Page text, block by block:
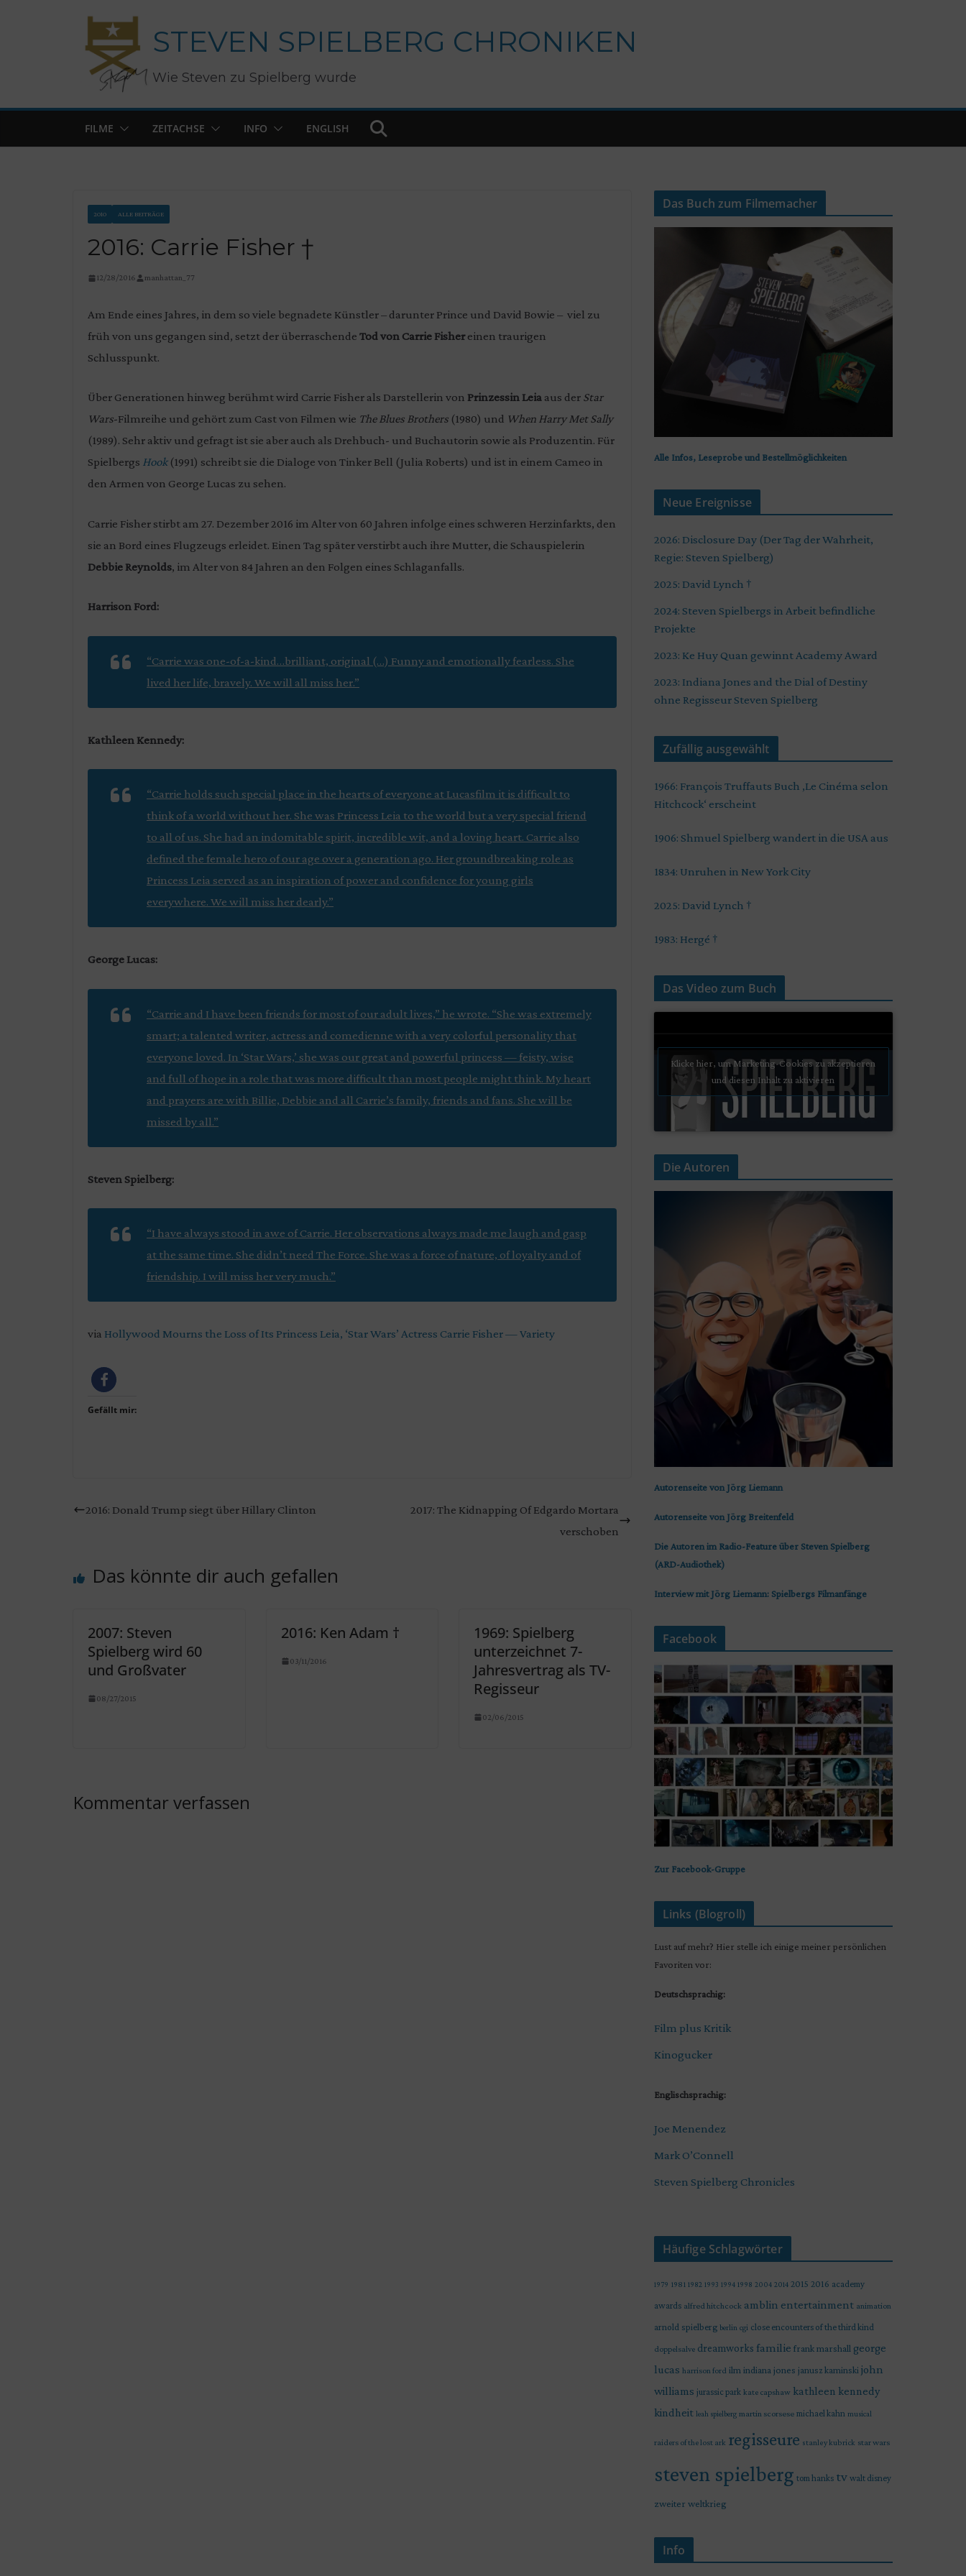
STEVEN SPIELBERG CHRONIKEN
Wie Steven zu Spielberg wurde
FILME ZEITACHSE INFO ENGLISH
2010 ALLE BEITRÄGE
2016: Carrie Fisher †
12/28/2016 manhattan_77
Am Ende eines Jahres, in dem so viele begnadete Künstler – darunter Prince und David Bowie – viel zu
früh von uns gegangen sind, setzt der überraschende Tod von Carrie Fishereinen traurigen
Schlusspunkt.
Über Generationen hinweg berühmt wird Carrie Fisher als Darstellerin von Prinzessin Leia aus der Star
Wars-Filmreihe und gehört zum Cast von Filmen wie The Blues Brothers (1980) und When Harry Met Sally
(1989). Sehr aktiv und gefragt ist sie aber auch als Drehbuch- und Buchautorin sowie als Produzentin. Für
Spielbergs Hook (1991) schreibt sie die Dialoge von Tinker Bell (Julia Roberts) und ist in einem Cameo in
den Armen von George Lucas zu sehen.
Carrie Fisher stirbt am 27. Dezember 2016 im Alter von 60 Jahren infolge eines schweren Herzinfarkts, den
sie an Bord eines Flugzeugs erleidet. Einen Tag später verstirbt auch ihre Mutter, die Schauspielerin
Debbie Reynolds, im Alter von 84 Jahren an den Folgen eines Schlaganfalls.
Harrison Ford:
“Carrie was one-of-a-kind…brilliant, original (…) Funny and emotionally fearless. She
lived her life, bravely. We will all miss her.”
Kathleen Kennedy:
“Carrie holds such special place in the hearts of everyone at Lucasfilm it is difficult to
think of a world without her. She was Princess Leia to the world but a very special friend
to all of us. She had an indomitable spirit, incredible wit, and a loving heart. Carrie also
defined the female hero of our age over a generation ago. Her groundbreaking role as
Princess Leia served as an inspiration of power and confidence for young girls
everywhere. We will miss her dearly.”
George Lucas:
“Carrie and I have been friends for most of our adult lives,” he wrote. “She was extremely
smart; a talented writer, actress and comedienne with a very colorful personality that
everyone loved. In ‘Star Wars,’ she was our great and powerful princess — feisty, wise
and full of hope in a role that was more difficult than most people might think. My heart
and prayers are with Billie, Debbie and all Carrie’s family, friends and fans. She will be
missed by all.”
Steven Spielberg:
“I have always stood in awe of Carrie. Her observations always made me laugh and gasp
at the same time. She didn’t need The Force. She was a force of nature, of loyalty and of
friendship. I will miss her very much.”
via Hollywood Mourns the Loss of Its Princess Leia, ‘Star Wars’ Actress Carrie Fisher — Variety
Gefällt mir:
2016: Donald Trump siegt über Hillary Clinton
2017: The Kidnapping Of Edgardo Mortara
verschoben
Das könnte dir auch gefallen
2007: Steven
Spielberg wird 60
und Großvater
08/27/2015
2016: Ken Adam †
03/11/2016
1969: Spielberg
unterzeichnet 7-
Jahresvertrag als TV-
Regisseur
02/06/2015
Kommentar verfassen
Das Buch zum Filmemacher
Alle Infos, Leseprobe und Bestellmöglichkeiten
Neue Ereignisse
2026: Disclosure Day (Der Tag der Wahrheit,
Regie: Steven Spielberg)
2025: David Lynch †
2024: Steven Spielbergs in Arbeit befindliche
Projekte
2023: Ke Huy Quan gewinnt Academy Award
2023: Indiana Jones and the Dial of Destiny
ohne Regisseur Steven Spielberg
Zufällig ausgewählt
1966: François Truffauts Buch ‚Le Cinéma selon
Hitchcock‘ erscheint
1906: Shmuel Spielberg wandert in die USA aus
1834: Unruhen in New York City
2025: David Lynch †
1983: Hergé †
Das Video zum Buch
Klicke hier, um Marketing-Cookies zu akzeptieren
und diesen Inhalt zu aktivieren
Die Autoren
Autorenseite von Jörg Liemann
Autorenseite von Jörg Breitenfeld
Die Autoren im Radio-Feature über Steven Spielberg
(ARD-Audiothek)
Interview mit Jörg Liemann: Spielbergs Filmanfänge
Facebook
Zur Facebook-Gruppe
Links (Blogroll)
Lust auf mehr? Hier stelle ich einige meiner persönlichen
Favoriten vor:
Deutschsprachig:
Film plus Kritik
Kinogucker
Englischsprachig:
Joe Menendez
Mark O’Connell
Steven Spielberg Chronicles
Häufige Schlagwörter
1979 1981 1982 1993 1994 1998 2004 2014 2015 2016 academy
awards alfred hitchcock amblin entertainment animation
arnold spielberg berlin cgi close encounters of the third kind
doppelsalve dreamworks familie frank marshall george
lucas harrison ford ilm indiana jones janusz kaminski john
williams jurassic park kate capshaw kathleen kennedy
kindheit leah spielberg martin scorsese michael kahn musical
raiders of the lost ark regisseure stanley kubrick star wars
steven spielberg tom hanks tv walt disney
zweiter weltkrieg
Info